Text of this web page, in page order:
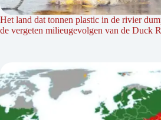
Het land dat tonnen plastic in de rivier
de vergeten milieugevolgen van de Duck